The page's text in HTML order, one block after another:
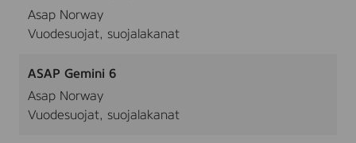
Asap Norway
Vuodesuojat, suojalakanat
ASAP Gemini 6
Asap Norway
Vuodesuojat, suojalakanat